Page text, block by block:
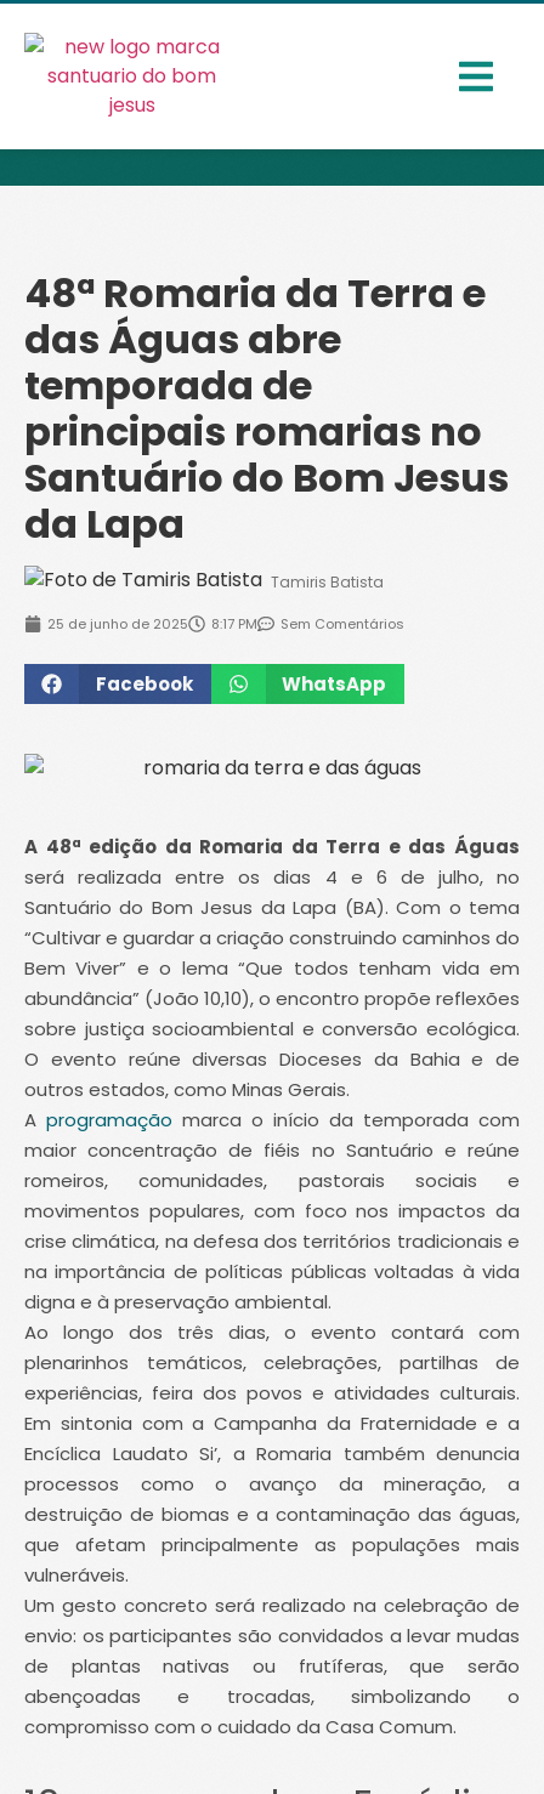
48ª Romaria da Terra e
das Águas abre
temporada de
principais romarias no
Santuário do Bom Jesus
da Lapa
Tamiris Batista
25 de junho de 2025 8:17 PM Sem Comentários
Facebook WhatsApp
A 48ª edição da Romaria da Terra e das Águas
será realizada entre os dias 4 e 6 de julho, no
Santuário do Bom Jesus da Lapa (BA). Com o tema
“Cultivar e guardar a criação construindo caminhos do
Bem Viver” e o lema “Que todos tenham vida em
abundância” (João 10,10), o encontro propõe reflexões
sobre justiça socioambiental e conversão ecológica.
O evento reúne diversas Dioceses da Bahia e de
outros estados, como Minas Gerais.
A programação marca o início da temporada com
maior concentração de fiéis no Santuário e reúne
romeiros, comunidades, pastorais sociais e
movimentos populares, com foco nos impactos da
crise climática, na defesa dos territórios tradicionais e
na importância de políticas públicas voltadas à vida
digna e à preservação ambiental.
Ao longo dos três dias, o evento contará com
plenarinhos temáticos, celebrações, partilhas de
experiências, feira dos povos e atividades culturais.
Em sintonia com a Campanha da Fraternidade e a
Encíclica Laudato Si’, a Romaria também denuncia
processos como o avanço da mineração, a
destruição de biomas e a contaminação das águas,
que afetam principalmente as populações mais
vulneráveis.
Um gesto concreto será realizado na celebração de
envio: os participantes são convidados a levar mudas
de plantas nativas ou frutíferas, que serão
abençoadas e trocadas, simbolizando o
compromisso com o cuidado da Casa Comum.